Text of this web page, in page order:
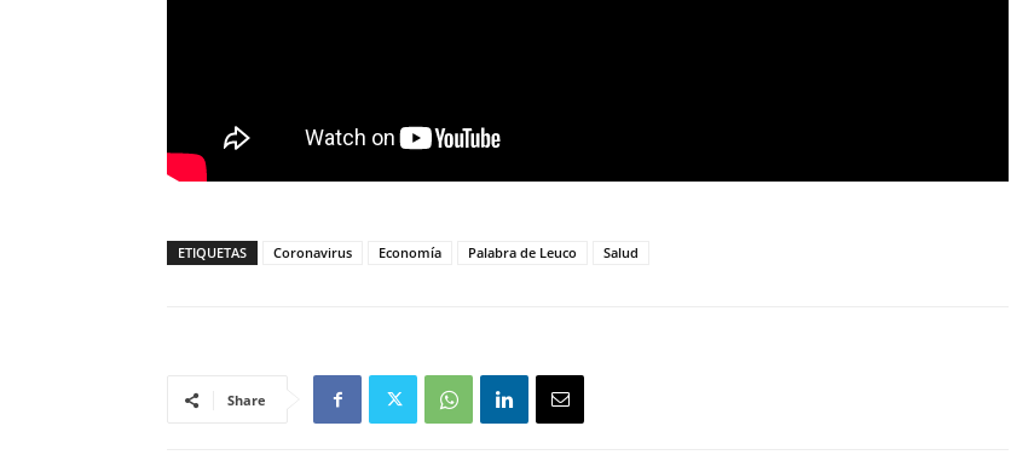
ETIQUETAS Coronavirus Economía Palabra de Leuco Salud
Share